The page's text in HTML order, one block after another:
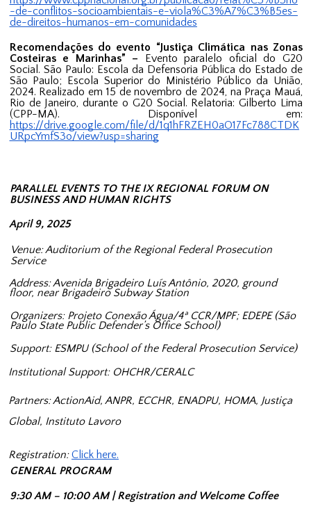
-de-conflitos-socioambientais-e-viola%C3%A7%C3%B5es-
de-direitos-humanos-em-comunidades
Recomendações do evento “Justiça Climática nas Zonas
Costeiras e Marinhas” – Evento paralelo oficial do G20
Social. São Paulo: Escola da Defensoria Pública do Estado de
São Paulo; Escola Superior do Ministério Público da União,
2024. Realizado em 15 de novembro de 2024, na Praça Mauá,
Rio de Janeiro, durante o G20 Social. Relatoria: Gilberto Lima
(CPP-MA). Disponível em:
https://drive.google.com/file/d/1q1hFRZEH0aO17Fc788CTDK
URpcYmfS3o/view?usp=sharing
PARALLEL EVENTS TO THE IX REGIONAL FORUM ON
BUSINESS AND HUMAN RIGHTS
April 9, 2025
Venue: Auditorium of the Regional Federal Prosecution
Service
Address: Avenida Brigadeiro Luís Antônio, 2020, ground
floor, near Brigadeiro Subway Station
Organizers: Projeto Conexão Água/4ª CCR/MPF; EDEPE (São
Paulo State Public Defender’s Office School)
Support: ESMPU (School of the Federal Prosecution Service)
Institutional Support: OHCHR/CERALC
Partners: ActionAid, ANPR, ECCHR, ENADPU, HOMA, Justiça
Global, Instituto Lavoro
Registration:Click here.
GENERAL PROGRAM
9:30 AM – 10:00 AM | Registration and Welcome Coffee